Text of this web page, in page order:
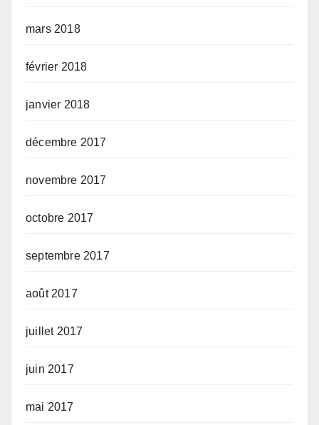
mars 2018
février 2018
janvier 2018
décembre 2017
novembre 2017
octobre 2017
septembre 2017
août 2017
juillet 2017
juin 2017
mai 2017